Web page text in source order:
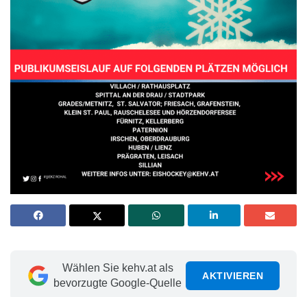
Wählen Sie kehv.at als
bevorzugte Google-Quelle
AKTIVIEREN